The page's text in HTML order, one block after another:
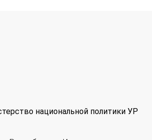
национальной политики УР